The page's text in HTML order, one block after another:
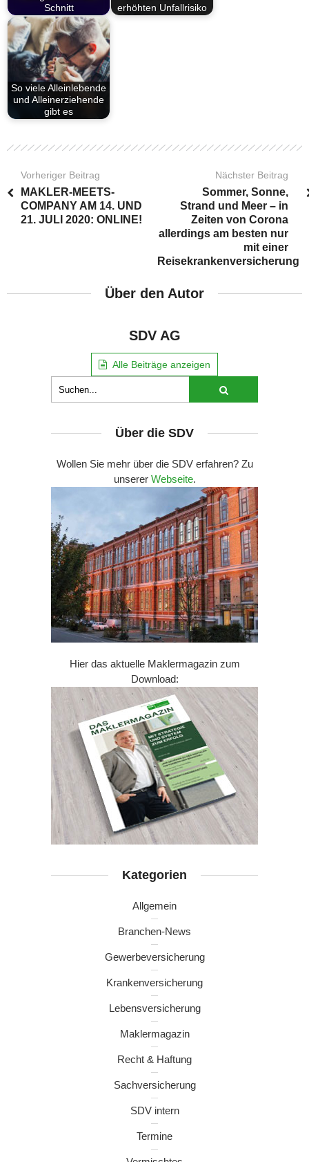
Schnitt
erhöhten Unfallrisiko
So viele Alleinlebende
und Alleinerziehende
gibt es
Vorheriger Beitrag
MAKLER-MEETS-
COMPANY AM 14. UND
21. JULI 2020: ONLINE!
Nächster Beitrag
Sommer, Sonne,
Strand und Meer – in
Zeiten von Corona
allerdings am besten nur
mit einer
Reisekrankenversicherung
Über den Autor
SDV AG
Alle Beiträge anzeigen
Über die SDV
Wollen Sie mehr über die SDV erfahren? Zu
unserer Webseite.
Hier das aktuelle Maklermagazin zum
Download:
Kategorien
Allgemein
Branchen-News
Gewerbeversicherung
Krankenversicherung
Lebensversicherung
Maklermagazin
Recht & Haftung
Sachversicherung
SDV intern
Termine